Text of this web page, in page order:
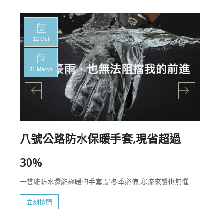
12 Oct
31 March
八號公路防水保暖手套,現省超過
30%
一雙能防水還能極暖的手套,是冬季必備,寒流來襲也無懼
立刻搶購